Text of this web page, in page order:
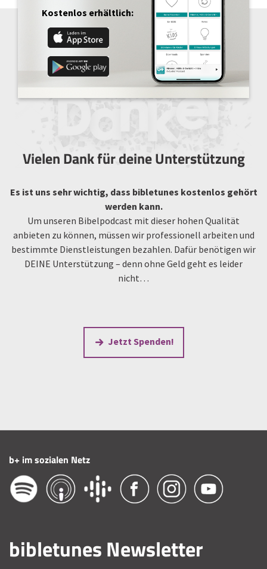
Kostenlos erhältlich:
Vielen Dank für deine Unterstützung
Es ist uns sehr wichtig, dass bibletunes kostenlos gehört
werden kann.
Um unseren Bibelpodcast mit dieser hohen Qualität
anbieten zu können, müssen wir professionell arbeiten und
bestimmte Dienstleistungen bezahlen. Dafür benötigen wir
DEINE Unterstützung – denn ohne Geld geht es leider
nicht…
Jetzt Spenden!
b+ im sozialen Netz
bibletunes Newsletter